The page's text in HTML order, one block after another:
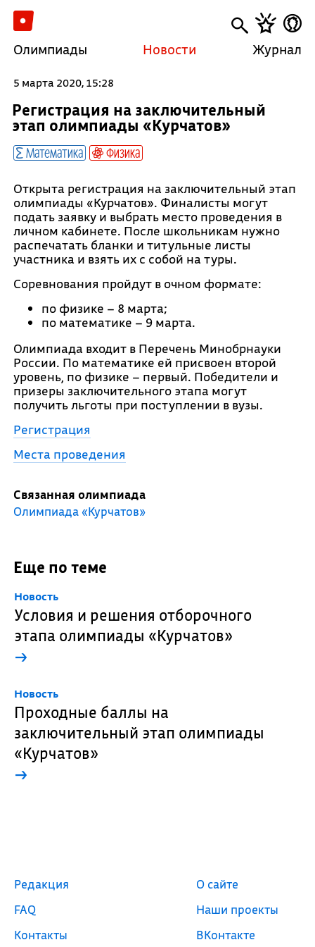
Олимпиады Новости Журнал
5 марта 2020, 15:28
Регистрация на заключительный
этап олимпиады «Курчатов»
Математика Физика
Открыта регистрация на заключительный этап
олимпиады «Курчатов». Финалисты могут
подать заявку и выбрать место проведения в
личном кабинете. После школьникам нужно
распечатать бланки и титульные листы
участника и взять их с собой на туры.
Соревнования пройдут в очном формате:
по физике – 8 марта;
по математике – 9 марта.
Олимпиада входит в Перечень Минобрнауки
России. По математике ей присвоен второй
уровень, по физике – первый. Победители и
призеры заключительного этапа могут
получить льготы при поступлении в вузы.
Регистрация
Места проведения
Связанная олимпиада
Олимпиада «Курчатов»
Еще по теме
Новость
Условия и решения отборочного
этапа олимпиады «Курчатов»
→
Новость
Проходные баллы на
заключительный этап олимпиады
«Курчатов»
→
Редакция
FAQ
Контакты
О сайте
Наши проекты
ВКонтакте